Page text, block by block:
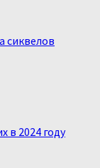
сиквелов
в 2024 году